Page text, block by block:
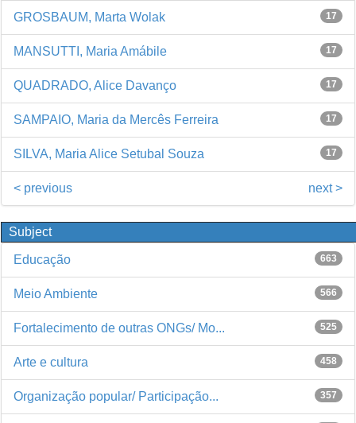
17
GROSBAUM, Marta Wolak
17
MANSUTTI, Maria Amábile
17
QUADRADO, Alice Davanço
17
SAMPAIO, Maria da Mercês Ferreira
17
SILVA, Maria Alice Setubal Souza
< previous next >
Subject
663
Educação
566
Meio Ambiente
525
Fortalecimento de outras ONGs/ Mo...
458
Arte e cultura
357
Organização popular/ Participação...